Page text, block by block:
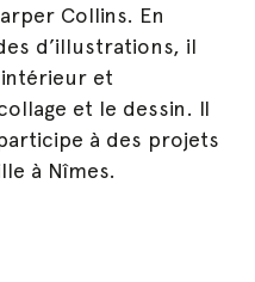
Collins. En
d’illustrations, il
et
et le dessin. Il
à des projets
à Nîmes.